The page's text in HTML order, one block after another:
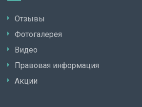
Отзывы
Фотогалерея
Видео
Правовая информация
Акции